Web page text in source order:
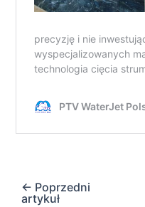
← Poprzedni
artykuł